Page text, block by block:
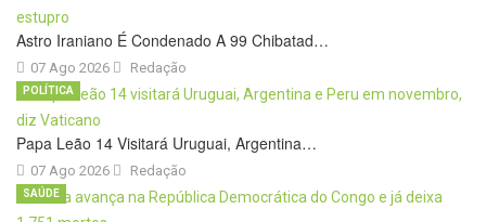
Astro Iraniano É Condenado A 99 Chibatad…
07 Ago 2026 Redação
Papa Leão 14 Visitará Uruguai, Argentina…
07 Ago 2026
POLÍTICA
Redação
SAÚDE